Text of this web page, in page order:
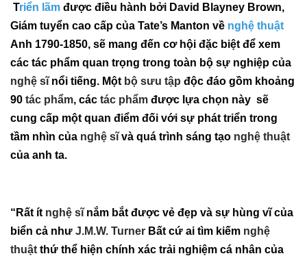
Triển lãm được điều hành bởi David Blayney Brown,
Giám tuyển cao cấp của Tate’s Manton về nghệ thuật
Anh 1790-1850, sẽ mang đến cơ hội đặc biệt để xem
các tác phẩm quan trọng trong toàn bộ sự nghiệp của
nghệ sĩnổi tiếng. Một bộ sưu tập độc đáo gồm khoảng
90 tác phẩm, các tác phẩm được lựa chọn này sẽ
cung cấp một quan điểm đối với sự phát triển trong
tầm nhìn của nghệ sĩvà quá trình sáng tạo nghệ thuật
của anh ta.
“Rất ít nghệ sĩnắm bắt được vẻ đẹp và sự hùng vĩ của
biển cả như J.M.W. Turner Bất cứ ai tìm kiếm nghệ
thuật thứ thể hiện chính xác trải nghiệm cá nhân của